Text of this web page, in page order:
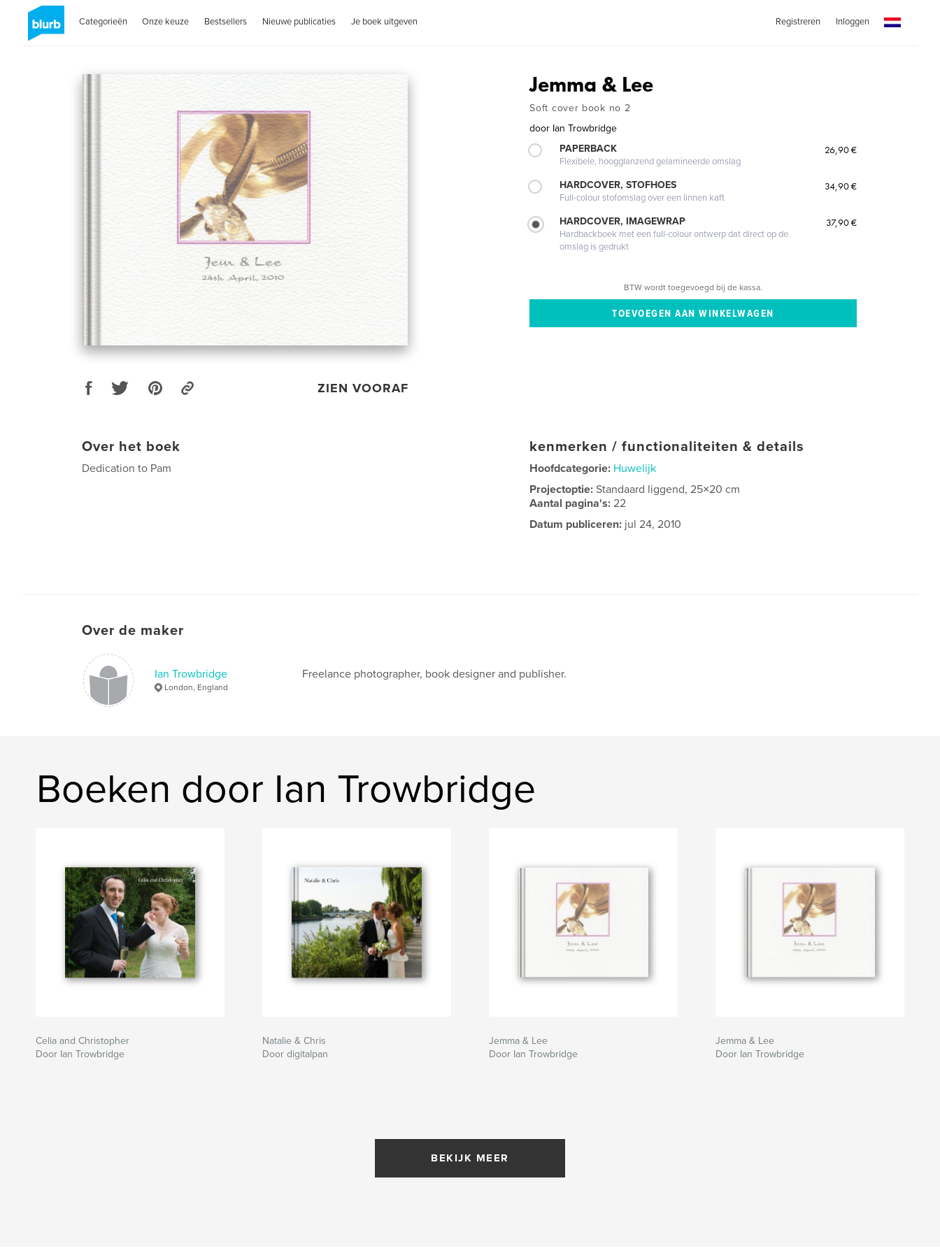
Categorieën Onze keuze Bestsellers Nieuwe publicaties Je boek uitgeven Registreren Inloggen
ZIEN VOORAF
Jemma & Lee
Soft cover book no 2
door Ian Trowbridge
PAPERBACK
Flexibele, hoogglanzend gelamineerde omslag
26,90 €
HARDCOVER, STOFHOES
Full-colour stofomslag over een linnen kaft
34,90 €
HARDCOVER, IMAGEWRAP
Hardbackboek met een full-colour ontwerp dat direct op de
omslag is gedrukt
37,90 €
BTW wordt toegevoegd bij de kassa.
Over het boek
Dedication to Pam
kenmerken / functionaliteiten & details
Hoofdcategorie: Huwelijk
Projectoptie:Standaard liggend, 25×20 cm
Aantal pagina's:22
Datum publiceren: jul 24, 2010
Over de maker
Ian Trowbridge
London, England
Freelance photographer, book designer and publisher.
Boeken door Ian Trowbridge
Celia and Christopher
Door Ian Trowbridge
Natalie & Chris
Door digitalpan
Jemma & Lee
Door Ian Trowbridge
Jemma & Lee
Door Ian Trowbridge
BEKIJK MEER